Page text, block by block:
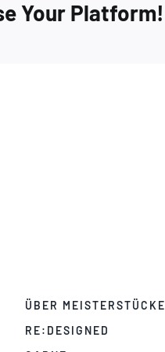
Your Platform!
ÜBER MEISTERSTÜCKE
RE:DESIGNED